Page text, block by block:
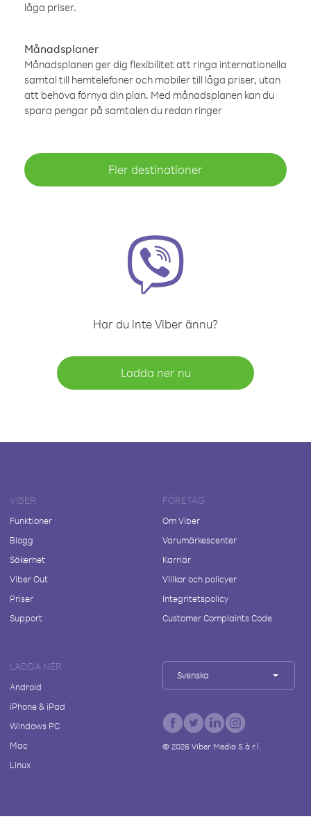
låga priser.
Månadsplaner
Månadsplanen ger dig flexibilitet att ringa internationella
samtal till hemtelefoner och mobiler till låga priser, utan
att behöva förnya din plan. Med månadsplanen kan du
spara pengar på samtalen du redan ringer
Fler destinationer
Har du inte Viber ännu?
Ladda ner nu
VIBER
Funktioner
Blogg
Säkerhet
Viber Out
Priser
Support
FÖRETAG
Om Viber
Varumärkescenter
Karriär
Villkor och policyer
Integritetspolicy
Customer Complaints Code
LADDA NER
Android
iPhone & iPad
Windows PC
Mac
Linux
Svenska
© 2026Viber Media S.à r.l.